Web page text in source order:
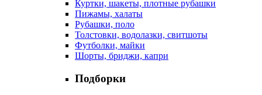
Куртки, шакеты, плотные рубашки
Пижамы, халаты
Рубашки, поло
Толстовки, водолазки, свитшоты
Футболки, майки
Шорты, бриджи, капри
Подборки